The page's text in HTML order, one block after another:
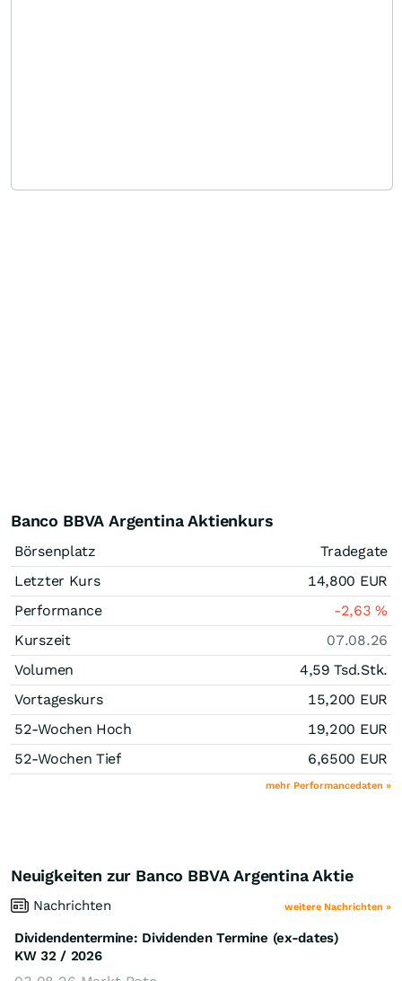
Banco BBVA Argentina Aktienkurs
Börsenplatz
Tradegate
Letzter Kurs
14,800 EUR
Performance
-2,63%
Kurszeit
07.08.26
Volumen
4,59 Tsd.Stk.
Vortageskurs
15,200 EUR
52-Wochen Hoch
19,200 EUR
52-Wochen Tief
6,6500 EUR
mehr Performancedaten »
Neuigkeiten zur Banco BBVA Argentina Aktie
Nachrichten weitere Nachrichten »
Dividendentermine: Dividenden Termine (ex-dates)
KW 32 / 2026